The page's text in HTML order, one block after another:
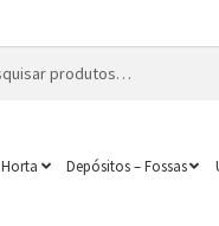
Horta Depósitos – Fossas